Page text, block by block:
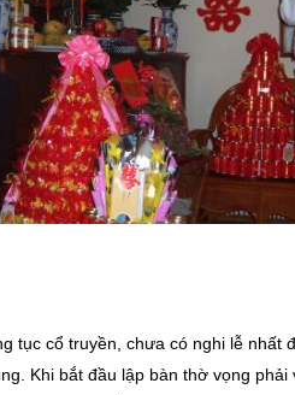
tục cổ truyền, chưa có nghi lễ nhất
Khi bắt đầu lập bàn thờ vọng